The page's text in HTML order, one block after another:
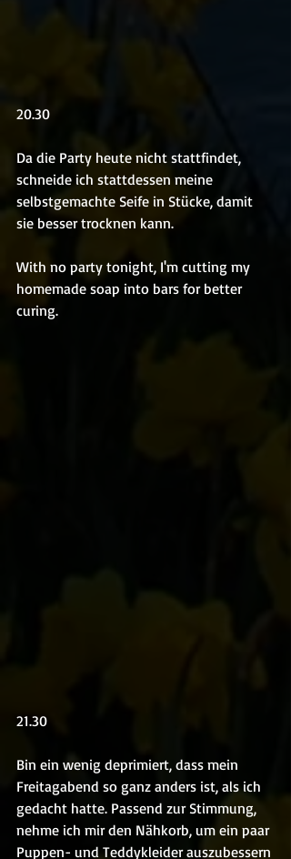
20.30
Da die Party heute nicht stattfindet,
schneide ich stattdessen meine
selbstgemachte Seife in Stücke, damit
sie besser trocknen kann.
With no party tonight, I'm cutting my
homemade soap into bars for better
curing.
21.30
Bin ein wenig deprimiert, dass mein
Freitagabend so ganz anders ist, als ich
gedacht hatte. Passend zur Stimmung,
nehme ich mir den Nähkorb, um ein paar
Puppen- und Teddykleider auszubessern